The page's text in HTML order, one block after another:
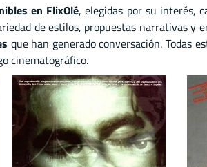
en FlixOlé, elegidas por su interés,
de estilos, propuestas narrativas y
que han generado conversación. Todas
cinematográfico.